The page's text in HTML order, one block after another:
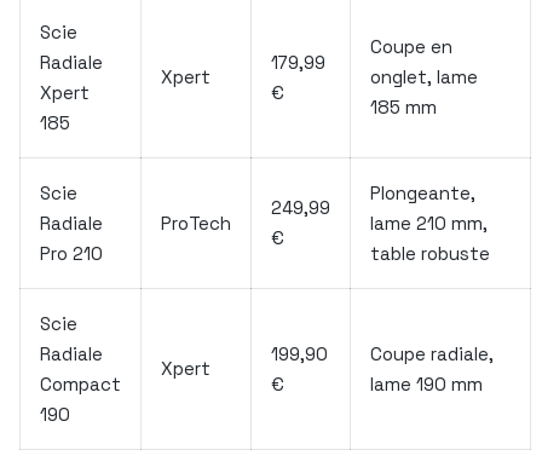
Scie
Radiale
Xpert
185
Xpert
179,99
€
Coupe en
onglet, lame
185 mm
Scie
Radiale
Pro 210
ProTech
249,99
€
Plongeante,
lame 210 mm,
table robuste
Scie
Radiale
Compact
190
Xpert
199,90
€
Coupe radiale,
lame 190 mm